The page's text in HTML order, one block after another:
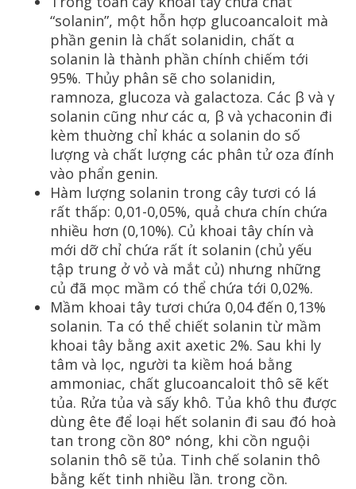
“solanin”, một hỗn hợp glucoancaloit mà
phần genin là chất solanidin, chất α
solanin là thành phần chính chiếm tới
95%. Thủy phân sẽ cho solanidin,
ramnoza, glucoza và galactoza. Các β và γ
solanin cũng như các α, β và γchaconin đi
kèm thuờng chỉ khác α solanin do số
lượng và chất lượng các phân tử oza đính
vào phẩn genin.
Hàm lượng solanin trong cây tươi có lá
rất thấp: 0,01-0,05%, quả chưa chín chứa
nhiều hơn (0,10%). Củ khoai tây chín và
mới dỡ chỉ chứa rất ít solanin (chủ yếu
tập trung ở vỏ và mắt củ) nhưng những
củ đã mọc mầm có thể chứa tới 0,02%.
Mầm khoai tây tươi chứa 0,04 đến 0,13%
solanin. Ta có thể chiết solanin từ mầm
khoai tây bằng axit axetic 2%. Sau khi ly
tâm và lọc, người ta kiềm hoá bằng
ammoniac, chất glucoancaloit thô sẽ kết
tủa. Rửa tủa và sấy khô. Tủa khô thu được
dùng ête để loại hết solanin đi sau đó hoà
tan trong cồn 80° nóng, khi cồn nguội
solanin thô sẽ tủa. Tinh chế solanin thô
bằng kết tinh nhiều lần. trong cồn.